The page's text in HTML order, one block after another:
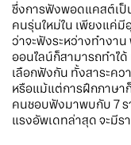
ซึ่งการฟังพอดแคสต์เป็
คนรุ่นใหม่ใน เพียงแค่
ว่าจะฟังระหว่างทำงา
ออนไลน์ก็สามารถทำไ
เลือกฟังกัน ทั้งสาระคว
หรือแม้แต่การฝึกภาษา
คนชอบฟังมาพบกับ 7
แรงอัพเดทล่าสุด จะมีร